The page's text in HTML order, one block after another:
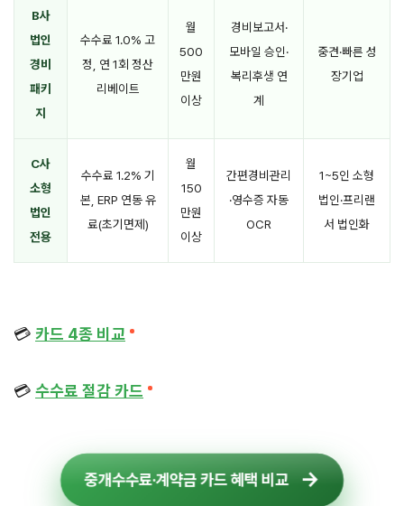
B사
법인
경비
패키
지
수수료 1.0% 고
정, 연 1회 정산
리베이트
월
500
만원
이상
경비보고서·
모바일 승인·
복리후생 연
계
중견·빠른 성
장기업
C사
소형
법인
전용
수수료 1.2% 기
본, ERP 연동 유
료(초기면제)
월
150
만원
이상
간편경비관리
·영수증 자동
OCR
1~5인 소형
법인·프리랜
서 법인화
💳 카드 4종 비교
💳 수수료 절감 카드
중개수수료·계약금 카드 혜택 비교